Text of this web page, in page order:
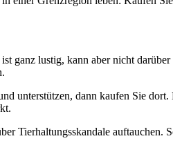
ganz lustig, kann aber nicht
unterstützen, dann kaufen Sie
Tierhaltungsskandale auftauchen.